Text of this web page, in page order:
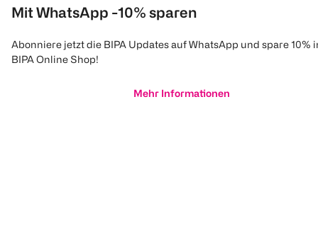
Mit WhatsApp -10% sparen
Abonniere jetzt die BIPA Updates auf WhatsApp und spare 10%
BIPA Online Shop!
Mehr Informationen